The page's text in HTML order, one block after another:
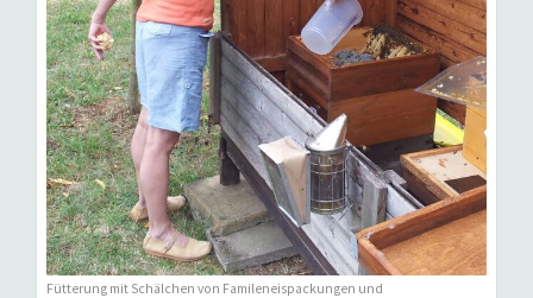
Fütterung mit Schälchen von Famileneispackungen und